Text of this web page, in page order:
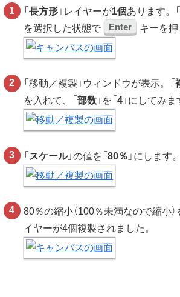
「長方形 」レイヤーが1個あります。
を選択した状態で
Enter キーを押
「移動／複製」ウィンドウが表示。「
を入れて、「部数 」を「4 」にしてみま
「 スケール」の値を「80％ 」にします。
80％の縮小（100％未満なので縮小
イヤーが4個複製されました。